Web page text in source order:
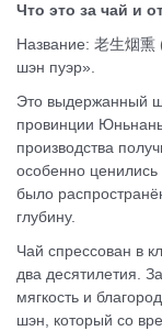
Что это за чай и
Название: 老生烟
шэн пуэр».
Это выдержанный
провинции
производства
особенно ценились
было
глубину.
Чай спрессован в
два десятилетия.
мягкость и
шэн, который со